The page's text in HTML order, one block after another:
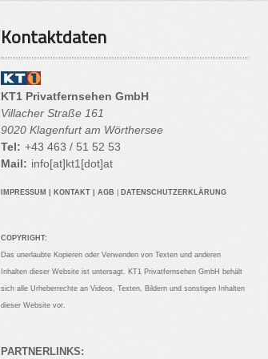
Kontaktdaten
KT1 Privatfernsehen GmbH
Villacher Straße 161
9020 Klagenfurt am Wörthersee
Tel: +43 463 / 51 52 53
Mail: info[at]kt1[dot]at
IMPRESSUM KONTAKT AGB DATENSCHUTZERKLÄRUNG
COPYRIGHT:
Das unerlaubte Kopieren oder Verwenden von Texten und anderen
Inhalten dieser Website ist untersagt. KT1 Privatfernsehen GmbH behält
sich alle Urheberrechte an Videos, Texten, Bildern und sonstigen Inhalten
dieser Website vor.
PARTNERLINKS: